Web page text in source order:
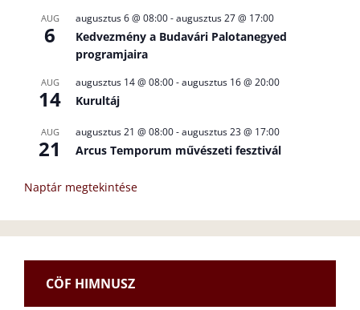
AUG
6
augusztus 6 @ 08:00-augusztus 27 @ 17:00
Kedvezmény a Budavári Palotanegyed
programjaira
AUG
14
augusztus 14 @ 08:00-augusztus 16 @ 20:00
Kurultáj
AUG
21
augusztus 21 @ 08:00-augusztus 23 @ 17:00
Arcus Temporum művészeti fesztivál
Naptár megtekintése
CÖF HIMNUSZ